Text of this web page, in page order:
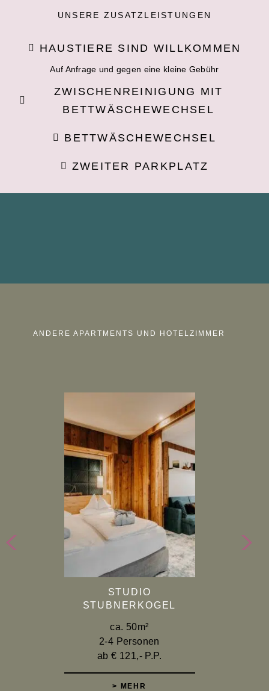
UNSERE ZUSATZLEISTUNGEN
HAUSTIERE SIND WILLKOMMEN
Auf Anfrage und gegen eine kleine Gebühr
ZWISCHENREINIGUNG MIT
BETTWÄSCHEWECHSEL
BETTWÄSCHEWECHSEL
ZWEITER PARKPLATZ
ANDERE APARTMENTS UND HOTELZIMMER
STUDIO
STUBNERKOGEL
ca. 50m²
2-4 Personen
ab € 121,- P.P.
> MEHR